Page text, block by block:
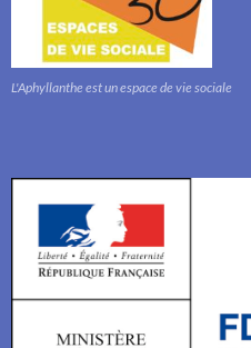
L'Aphyllanthe est un espace de vie sociale